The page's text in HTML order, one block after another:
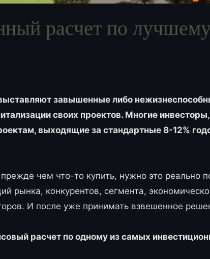
расчет по
завышенные либо
своих проектов. Многие
выходящие за стандартные 8-12%
чем что-то купить, нужно это реально
рынка, конкурентов, сегмента,
И после уже принимать взвешенное
расчет по одному из самых